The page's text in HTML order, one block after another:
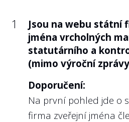
např. strategie
nebo podnikatelská
Doporučení:
Veřejnost by neměla
tom, proč a za jakým
firmu vlastní. Zároveň
jaké konkrétní cíle jsou
1
Jsou na webu státní
jména vrcholných
statutárního a
(mimo výroční
Doporučení:
Na první pohled jde o
firma zveřejní jména